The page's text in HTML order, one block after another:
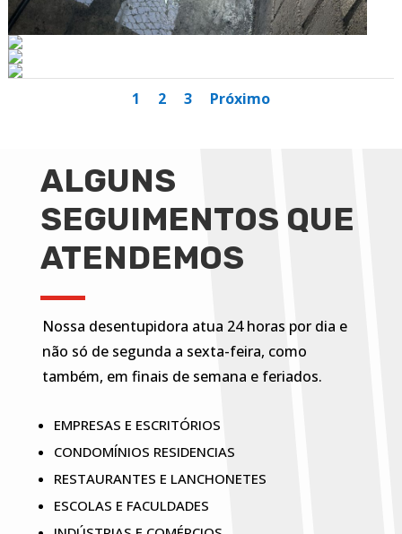
1 2 3 Próximo
ALGUNS
SEGUIMENTOS QUE
ATENDEMOS
Nossa desentupidora atua 24 horas por dia e
não só de segunda a sexta-feira, como
também, em finais de semana e feriados.
EMPRESAS E ESCRITÓRIOS
CONDOMÍNIOS RESIDENCIAS
RESTAURANTES E LANCHONETES
ESCOLAS E FACULDADES